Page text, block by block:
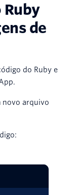
Ruby
de
do Ruby e
novo arquivo